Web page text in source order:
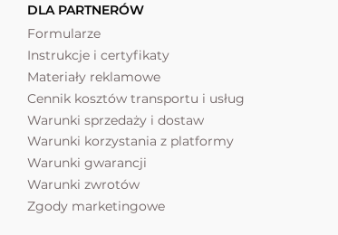
DLA PARTNERÓW
Formularze
Instrukcje i certyfikaty
Materiały reklamowe
Cennik kosztów transportu i usług
Warunki sprzedaży i dostaw
Warunki korzystania z platformy
Warunki gwarancji
Warunki zwrotów
Zgody marketingowe